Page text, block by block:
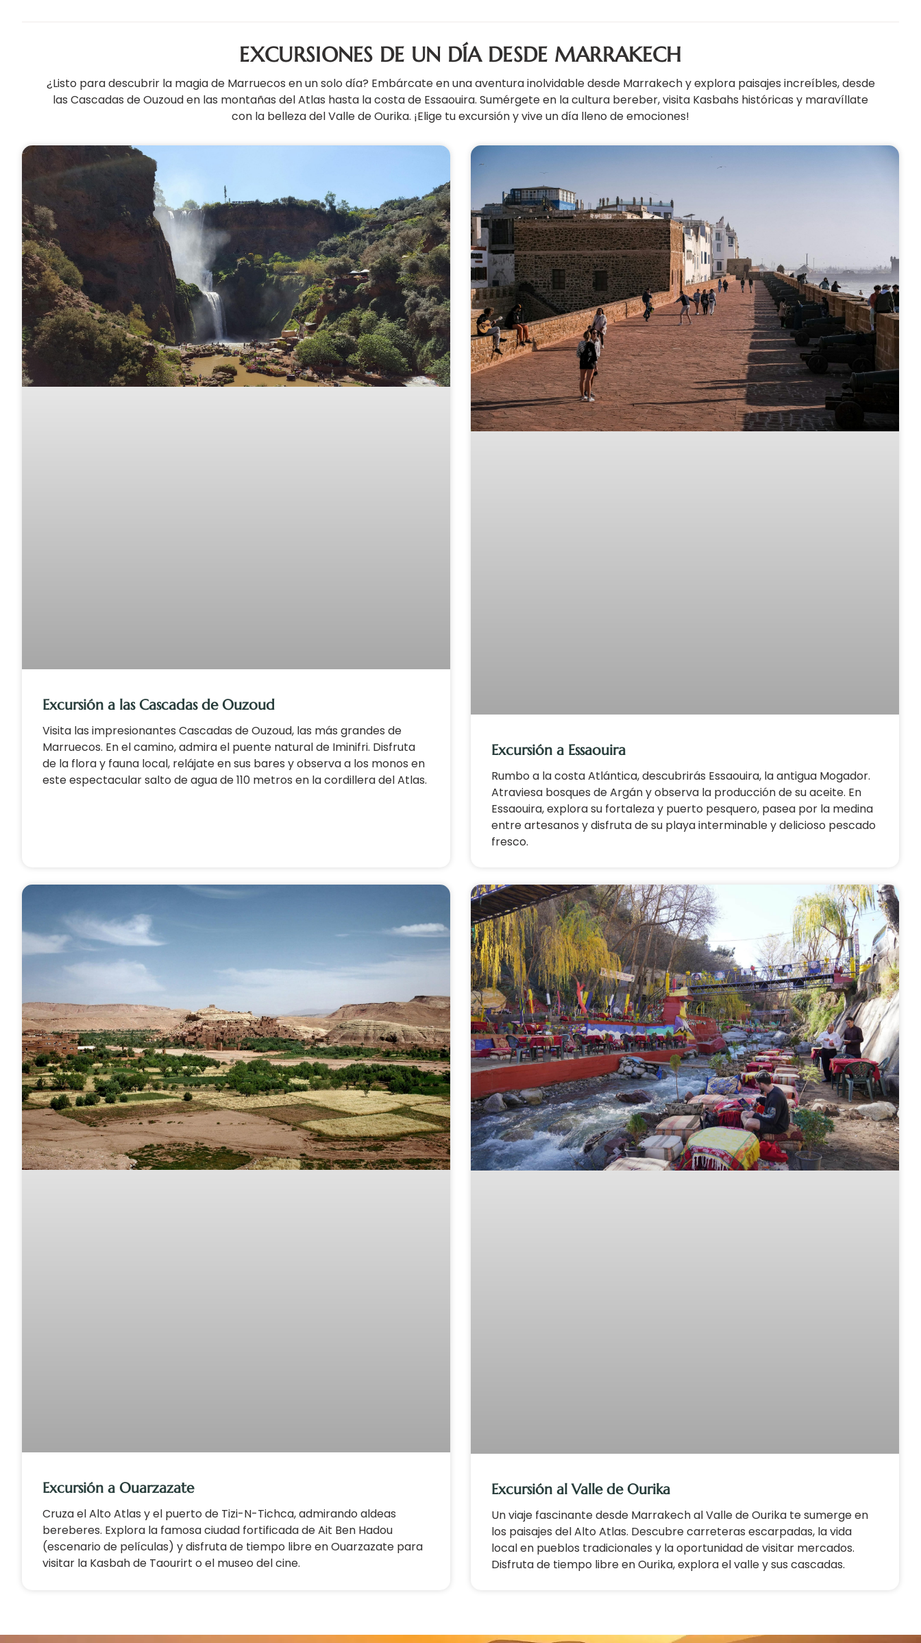
EXCURSIONES DE UN DÍA DESDE MARRAKECH
¿Listo para descubrir la magia de Marruecos en un solo día? Embárcate en una aventura inolvidable desde Marrakech y explora paisajes increíbles, desde
las Cascadas de Ouzoud en las montañas del Atlas hasta la costa de Essaouira. Sumérgete en la cultura bereber, visita Kasbahs históricas y maravíllate
con la belleza del Valle de Ourika. ¡Elige tu excursión y vive un día lleno de emociones!
Excursión a las Cascadas de Ouzoud
Visita las impresionantes Cascadas de Ouzoud, las más grandes de
Marruecos. En el camino, admira el puente natural de Iminifri. Disfruta
de la flora y fauna local, relájate en sus bares y observa a los monos en
este espectacular salto de agua de 110 metros en la cordillera del Atlas.
Excursión a Essaouira
Rumbo a la costa Atlántica, descubrirás Essaouira, la antigua Mogador.
Atraviesa bosques de Argán y observa la producción de su aceite. En
Essaouira, explora su fortaleza y puerto pesquero, pasea por la medina
entre artesanos y disfruta de su playa interminable y delicioso pescado
fresco.
Excursión a Ouarzazate
Cruza el Alto Atlas y el puerto de Tizi-N-Tichca, admirando aldeas
bereberes. Explora la famosa ciudad fortificada de Ait Ben Hadou
(escenario de películas) y disfruta de tiempo libre en Ouarzazate para
visitar la Kasbah de Taourirt o el museo del cine.
Excursión al Valle de Ourika
Un viaje fascinante desde Marrakech al Valle de Ourika te sumerge en
los paisajes del Alto Atlas. Descubre carreteras escarpadas, la vida
local en pueblos tradicionales y la oportunidad de visitar mercados.
Disfruta de tiempo libre en Ourika, explora el valle y sus cascadas.